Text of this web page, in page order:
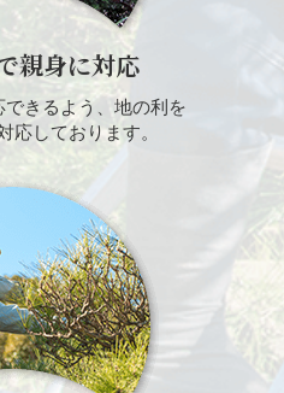
親身に対応
きるよう、地の利を
応しております。